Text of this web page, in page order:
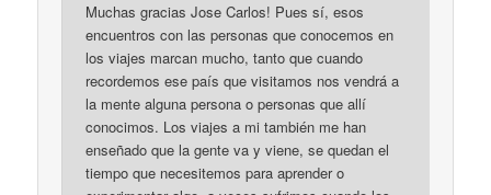
Muchas gracias Jose Carlos! Pues sí, esos
encuentros con las personas que conocemos en
los viajes marcan mucho, tanto que cuando
recordemos ese país que visitamos nos vendrá a
la mente alguna persona o personas que allí
conocimos. Los viajes a mi también me han
enseñado que la gente va y viene, se quedan el
tiempo que necesitemos para aprender o